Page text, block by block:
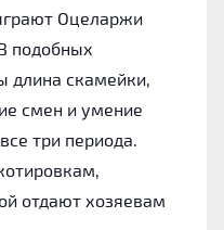
Оцеларжи
подобных
длина скамейки,
смен и умение
три периода.
отдают хозяевам